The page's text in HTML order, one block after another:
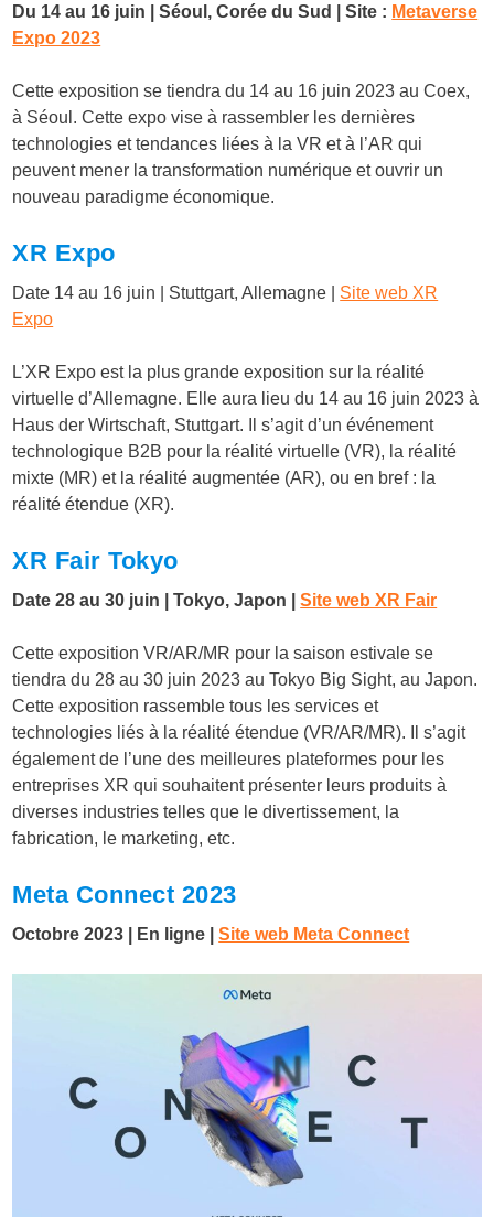
Du 14 au 16 juin | Séoul, Corée du Sud | Site : Metaverse
Expo 2023
Cette exposition se tiendra du 14 au 16 juin 2023 au Coex,
à Séoul. Cette expo vise à rassembler les dernières
technologies et tendances liées à la VR et à l’AR qui
peuvent mener la transformation numérique et ouvrir un
nouveau paradigme économique.
XR Expo
Date 14 au 16 juin | Stuttgart, Allemagne | Site web XR
Expo
L’XR Expo est la plus grande exposition sur la réalité
virtuelle d’Allemagne. Elle aura lieu du 14 au 16 juin 2023 à
Haus der Wirtschaft, Stuttgart. Il s’agit d’un événement
technologique B2B pour la réalité virtuelle (VR), la réalité
mixte (MR) et la réalité augmentée (AR), ou en bref : la
réalité étendue (XR).
XR Fair Tokyo
Date 28 au 30 juin | Tokyo, Japon |Site web XR Fair
Cette exposition VR/AR/MR pour la saison estivale se
tiendra du 28 au 30 juin 2023 au Tokyo Big Sight, au Japon.
Cette exposition rassemble tous les services et
technologies liés à la réalité étendue (VR/AR/MR). Il s’agit
également de l’une des meilleures plateformes pour les
entreprises XR qui souhaitent présenter leurs produits à
diverses industries telles que le divertissement, la
fabrication, le marketing, etc.
Meta Connect 2023
Octobre 2023 | En ligne |Site web Meta Connect